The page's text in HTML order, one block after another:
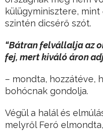
külügyminisztere,
szintén dicsérő szót.
“Bátran felvállalja az
fej, mert kiváló áron
– mondta, hozzátéve,
bohócnak gondolja.
Végül a halál és
melyről Feró